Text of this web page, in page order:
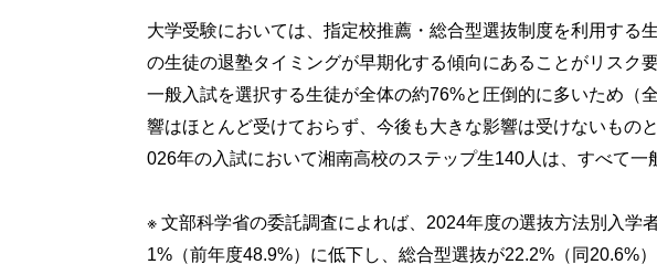
大学受験においては、指定校推薦・総合型選抜制度を利用する
の生徒の退塾タイミングが早期化する傾向にあることがリスク
一般入試を選択する生徒が全体の約76%と圧倒的に多いため（
響はほとんど受けておらず、今後も大きな影響は受けないもの
026年の入試において湘南高校のステップ生140人は、すべて一
※ 文部科学省の委託調査によれば、2024年度の選抜方法別入学
1%（前年度48.9%）に低下し、総合型選抜が22.2%（同20.6%